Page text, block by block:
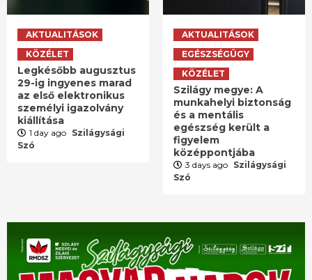
AKTUALITÁSOK
KÖZÉLET
Legkésőbb augusztus
29-ig ingyenes marad
az első elektronikus
személyi igazolvány
kiállítása
1 day ago Szilágysági
Szó
AKTUALITÁSOK
EGÉSZSÉGÜGY
KÖZÉLET
Szilágy megye: A
munkahelyi biztonság
és a mentális
egészség került a
figyelem
középpontjába
3 days ago Szilágysági
Szó